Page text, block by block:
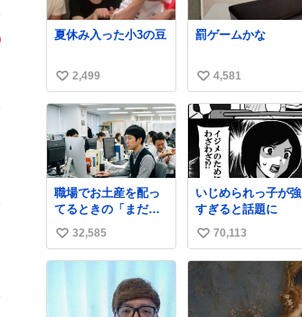
wwwwwwwwwwww
夏休み入った小3の豆
い
い
ね
数
2,499
罰ゲームかな
い
い
ね
数
4,581
職場でお土産を配っ
てるときの「まだ気
づいてませんよ」的
な演技が毎回シンド
い。
い
い
32,585
いじめられっ子が強
すぎると話題に
い
い
数
70,113